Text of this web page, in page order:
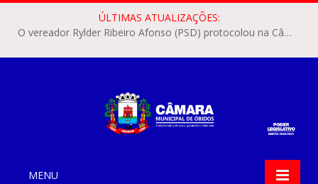
ÚLTIMAS ATUALIZAÇÕES:
O vereador Rylder Ribeiro Afonso (PSD) protocolou na Câmara Municipal de Óbidos o Requerimento nº 346/2026.
MENU